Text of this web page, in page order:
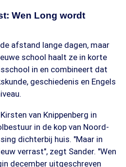
Wen Long wordt
afstand lange dagen, maar
school haalt ze in korte
in en combineert dat
geschiedenis en Engels
van Knippenberg in
in de kop van Noord-
dichterbij huis. "Maar in
verrast", zegt Sander. "Wen
december uitgeschreven